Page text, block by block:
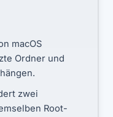
macOS
Ordner und
zwei
Root-